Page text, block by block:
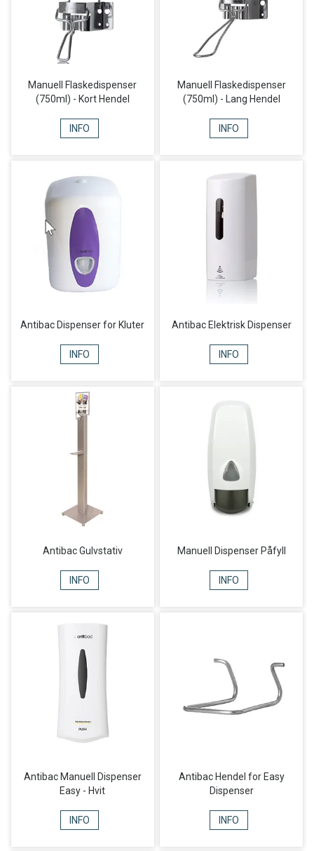
Manuell Flaskedispenser
(750ml) - Kort Hendel
INFO
Manuell Flaskedispenser
(750ml) - Lang Hendel
INFO
Antibac Dispenser for Kluter
INFO
Antibac Elektrisk Dispenser
INFO
Antibac Gulvstativ
INFO
Manuell Dispenser Påfyll
INFO
Antibac Manuell Dispenser
Easy - Hvit
INFO
Antibac Hendel for Easy
Dispenser
INFO